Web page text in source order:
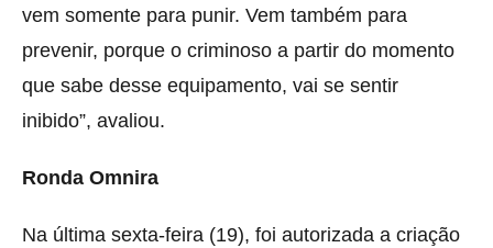
vem somente para punir. Vem também para
prevenir, porque o criminoso a partir do momento
que sabe desse equipamento, vai se sentir
inibido”, avaliou.
Ronda Omnira
Na última sexta-feira (19), foi autorizada a criação